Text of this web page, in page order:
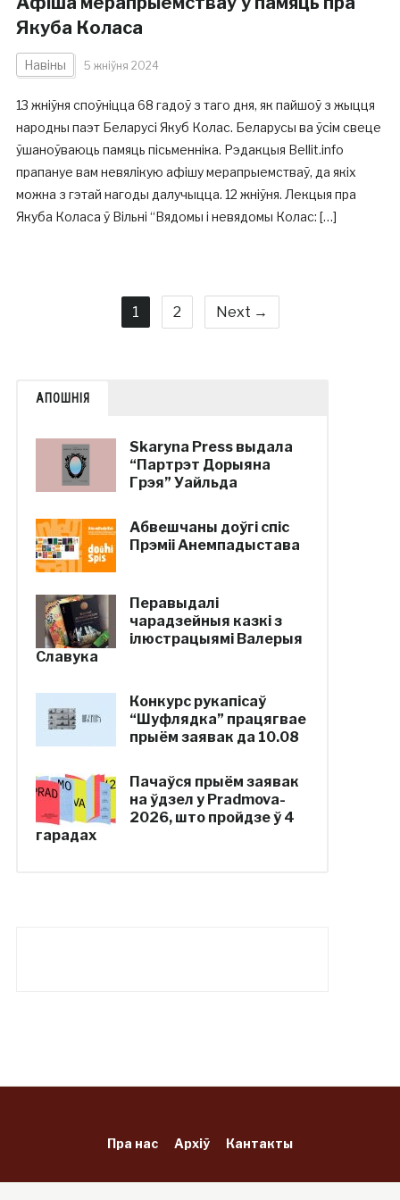
Якуба Коласа
Навіны 5 жніўня 2024
13 жніўня споўніцца 68 гадоў з таго дня, як пайшоў з жыцця
народны паэт Беларусі Якуб Колас. Беларусы ва ўсім свеце
ўшаноўваюць памяць пісьменніка. Рэдакцыя Bellit.info
прапануе вам невялікую афішу мерапрыемстваў, да якіх
можна з гэтай нагоды далучыцца. 12 жніўня. Лекцыя пра
Якуба Коласа ў Вільні “Вядомы і невядомы Колас: […]
1 2 Next →
АПОШНІЯ
Skaryna Press выдала
“Партрэт Дорыяна
Грэя” Уайльда
Абвешчаны доўгі спіс
Прэміі Анемпадыстава
Перавыдалі
чарадзейныя казкі з
ілюстрацыямі Валерыя
Славука
Конкурс рукапісаў
“Шуфлядка” працягвае
прыём заявак да 10.08
Пачаўся прыём заявак
на ўдзел у Pradmova-
2026, што пройдзе ў 4
гарадах
Пра нас Архіў Кантакты